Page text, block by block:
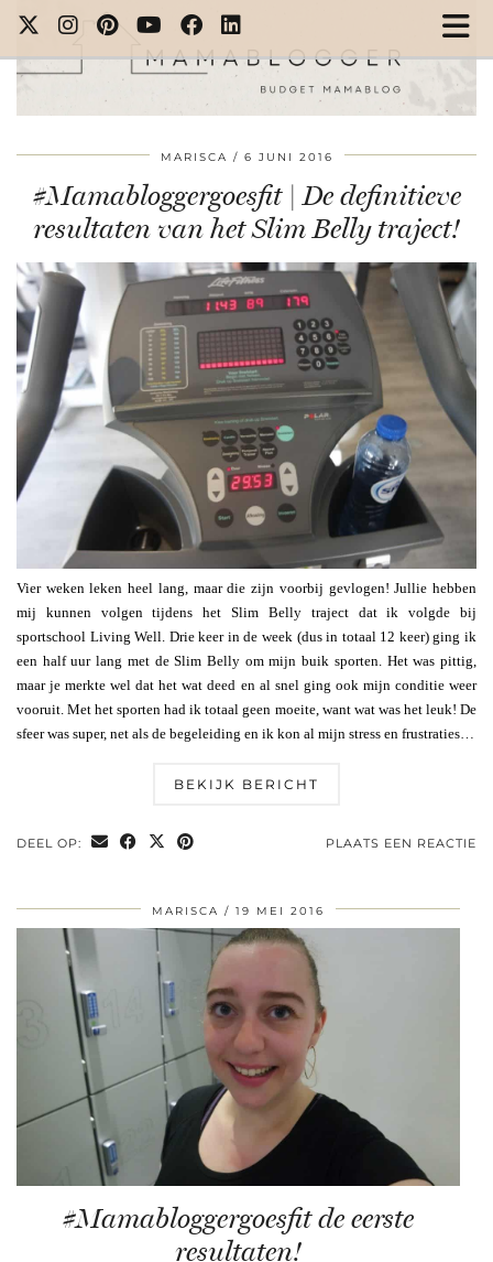
MARISCA 6 JUNI 2016
#Mamabloggergoesfit | De definitieve
resultaten van het Slim Belly traject!
Vier weken leken heel lang, maar die zijn voorbij gevlogen! Jullie hebben
mij kunnen volgen tijdens het Slim Belly traject dat ik volgde bij
sportschool Living Well. Drie keer in de week (dus in totaal 12 keer) ging ik
een half uur lang met de Slim Belly om mijn buik sporten. Het was pittig,
maar je merkte wel dat het wat deed en al snel ging ook mijn conditie weer
vooruit. Met het sporten had ik totaal geen moeite, want wat was het leuk! De
sfeer was super, net als de begeleiding en ik kon al mijn stress en frustraties…
BEKIJK BERICHT
DEEL OP: PLAATS EEN REACTIE
MARISCA 19 MEI 2016
#Mamabloggergoesfit de eerste
resultaten!